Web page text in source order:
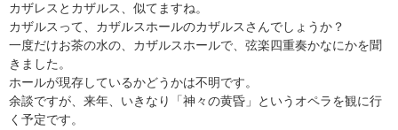
カザレスとカザルス、似てますね。
カザルスって、カザルスホールのカザルスさんでしょうか？
一度だけお茶の水の、カザルスホールで、弦楽四重奏かなにかを聞
きました。
ホールが現存しているかどうかは不明です。
余談ですが、来年、いきなり「神々の黄昏」というオペラを観に行
く予定です。